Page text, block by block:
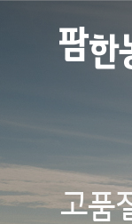
고품